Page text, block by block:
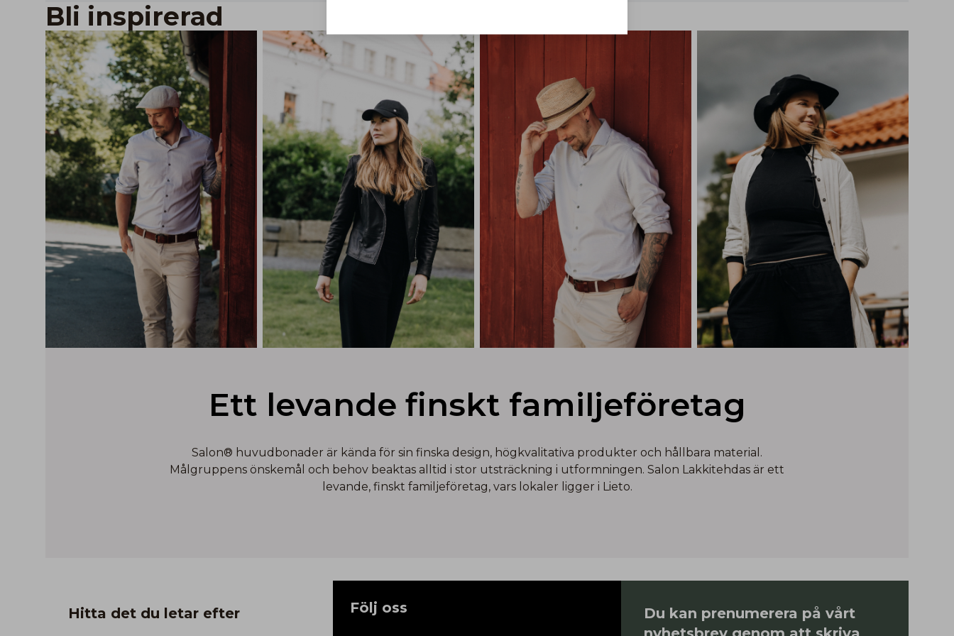
Bli inspirerad
Ett levande finskt familjeföretag
Salon® huvudbonader är kända för sin finska design, högkvalitativa produkter och hållbara material.
Målgruppens önskemål och behov beaktas alltid i stor utsträckning i utformningen. Salon Lakkitehdas är ett
levande, finskt familjeföretag, vars lokaler ligger i Lieto.
Hitta det du letar efter Följ oss
Du kan prenumerera på vårt